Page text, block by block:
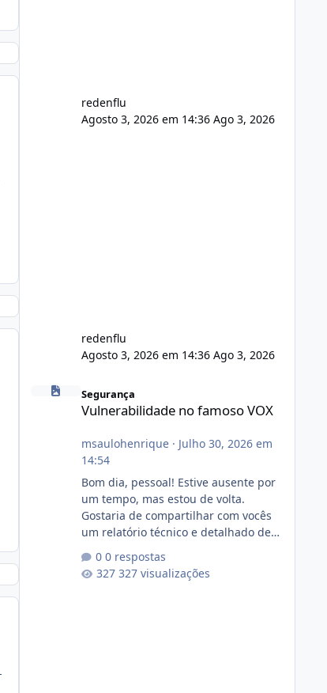
redenflu
Agosto 3, 2026 em 14:36 Ago 3, 2026
redenflu
Agosto 3, 2026 em 14:36 Ago 3, 2026
Vulnerabilidade no famoso VOX
Segurança
Vulnerabilidade no famoso VOX
msaulohenrique· Julho 30, 2026 em
14:54
Bom dia, pessoal! Estive ausente por
um tempo, mas estou de volta.
Gostaria de compartilhar com vocês
um relatório técnico e detalhado de
conformidade referente
ao VOXPANEL (versão atualmente em
0 respostas
327 visualizações